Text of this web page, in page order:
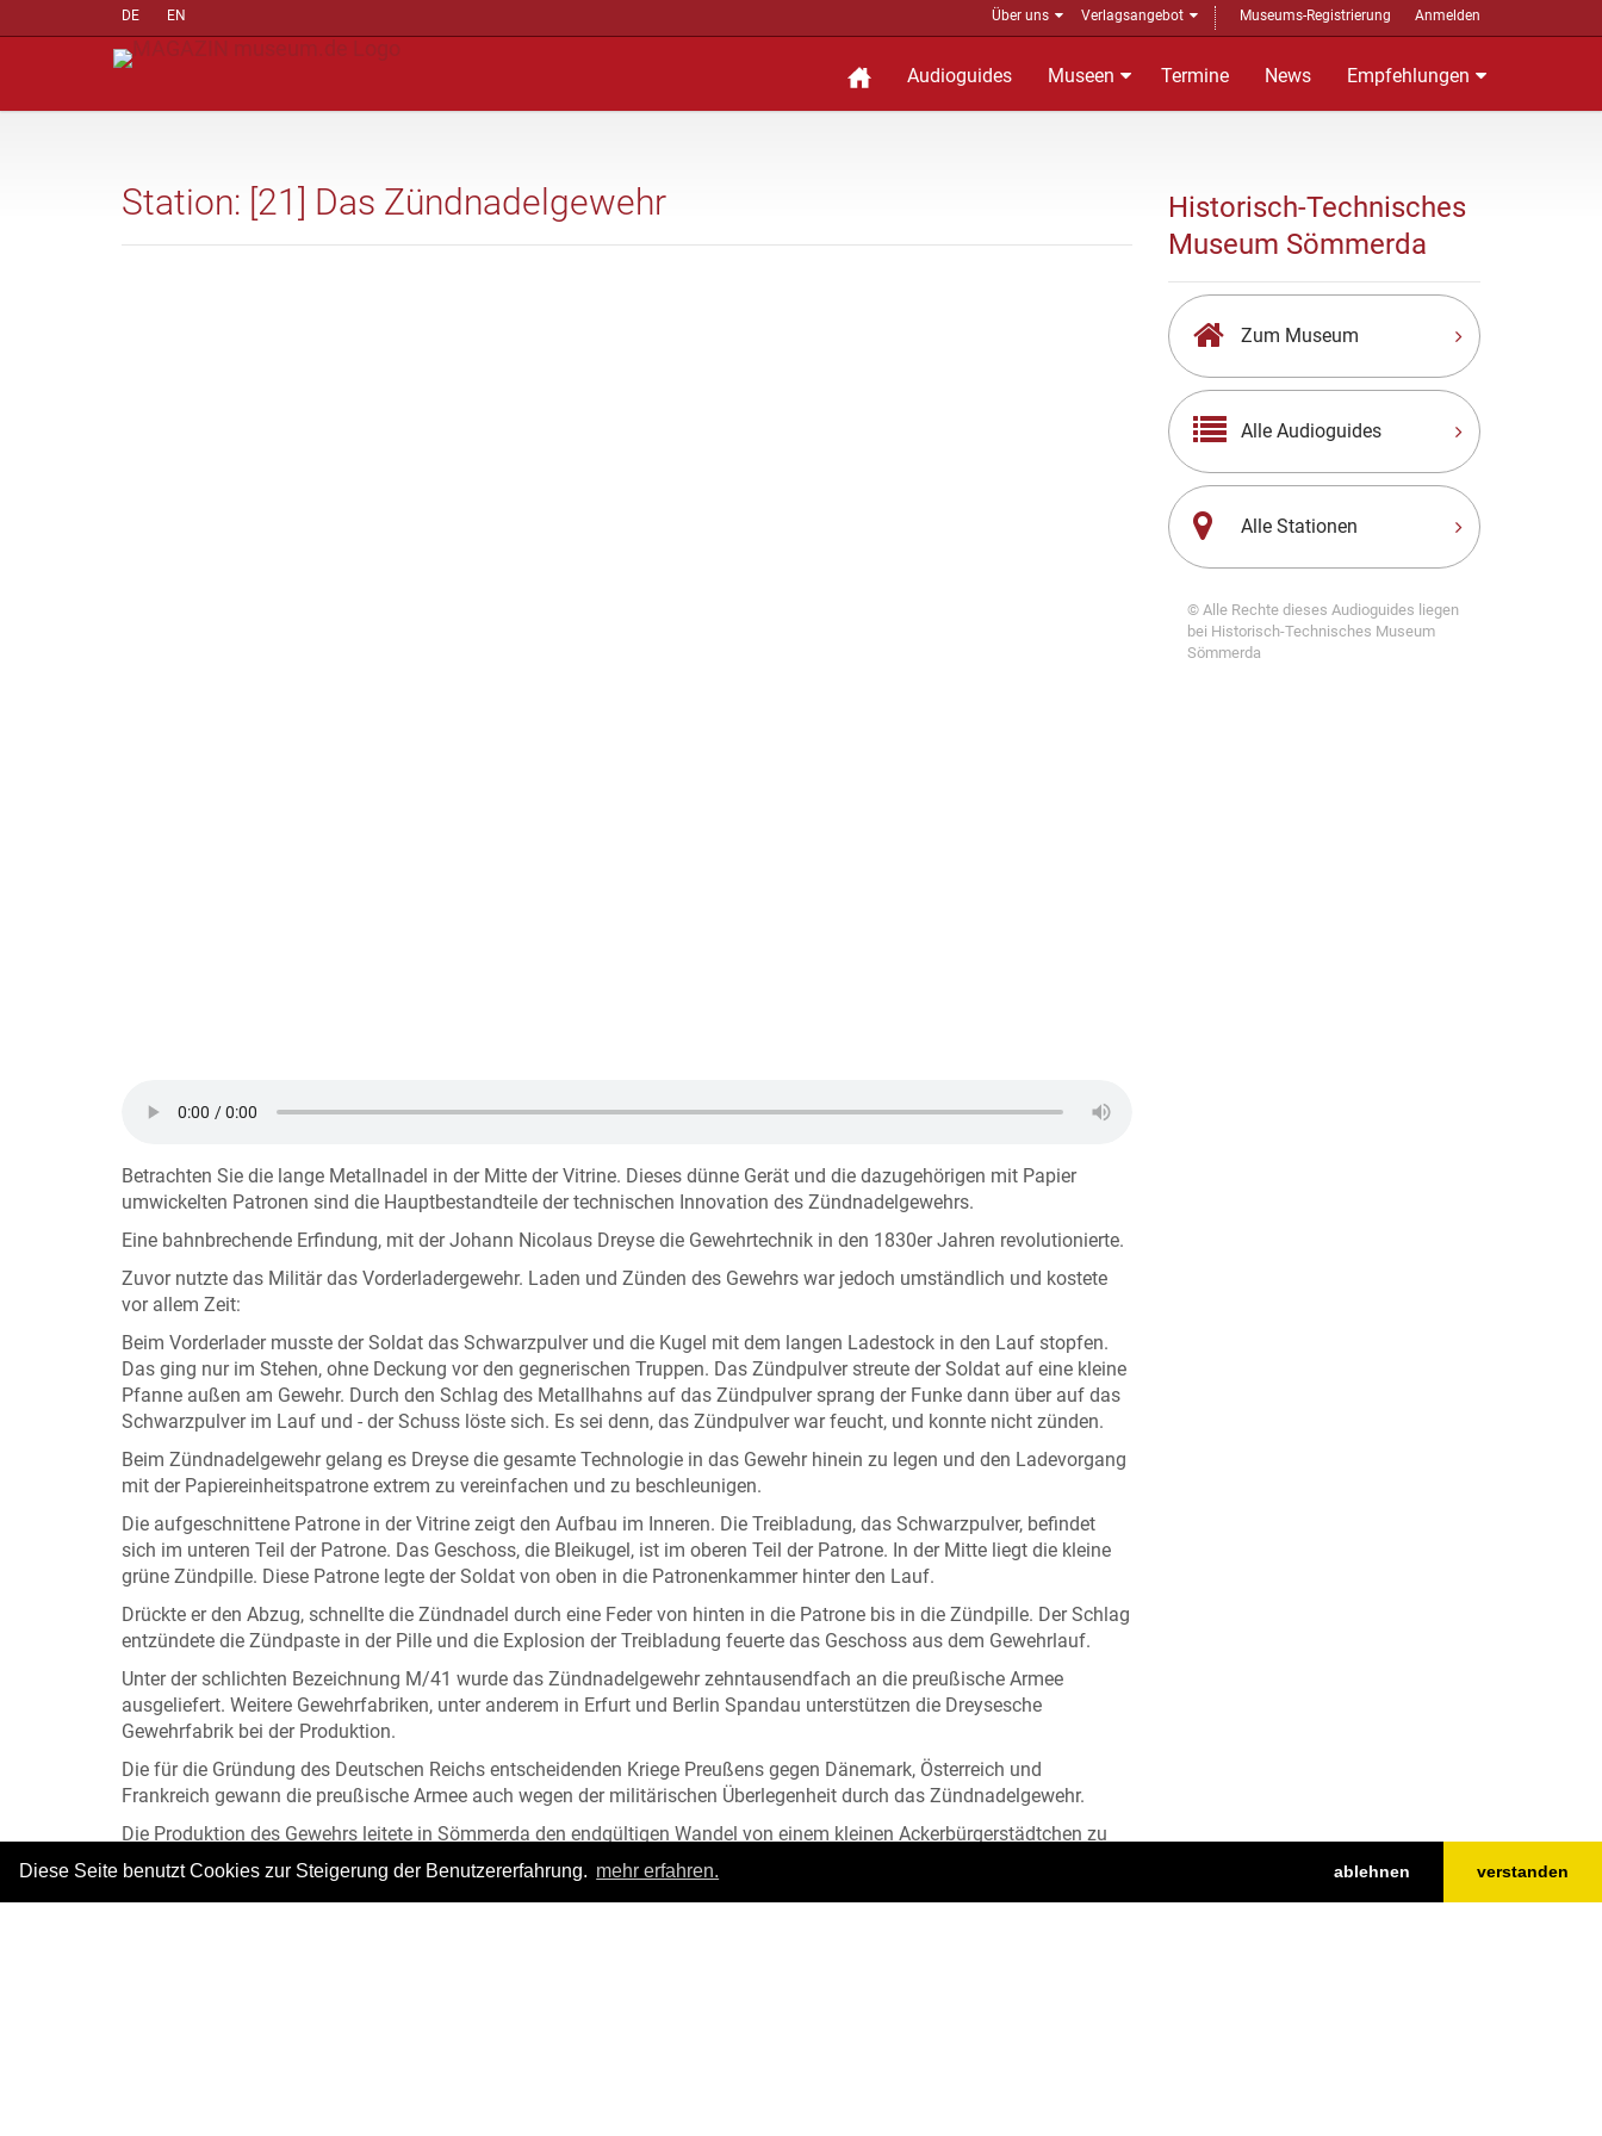
Diese Seite benutzt Cookies zur Steigerung der Benutzererfahrung. mehr erfahren. ablehnen verstanden
DE EN Über uns Verlagsangebot Museums-Registrierung Anmelden
Audioguides Museen Termine News Empfehlungen
Station: [21] Das Zündnadelgewehr
Betrachten Sie die lange Metallnadel in der Mitte der Vitrine. Dieses dünne Gerät und die dazugehörigen mit Papier
umwickelten Patronen sind die Hauptbestandteile der technischen Innovation des Zündnadelgewehrs.
Eine bahnbrechende Erfindung, mit der Johann Nicolaus Dreyse die Gewehrtechnik in den 1830er Jahren revolutionierte.
Zuvor nutzte das Militär das Vorderladergewehr. Laden und Zünden des Gewehrs war jedoch umständlich und kostete
vor allem Zeit:
Beim Vorderlader musste der Soldat das Schwarzpulver und die Kugel mit dem langen Ladestock in den Lauf stopfen.
Das ging nur im Stehen, ohne Deckung vor den gegnerischen Truppen. Das Zündpulver streute der Soldat auf eine kleine
Pfanne außen am Gewehr. Durch den Schlag des Metallhahns auf das Zündpulver sprang der Funke dann über auf das
Schwarzpulver im Lauf und - der Schuss löste sich. Es sei denn, das Zündpulver war feucht, und konnte nicht zünden.
Beim Zündnadelgewehr gelang es Dreyse die gesamte Technologie in das Gewehr hinein zu legen und den Ladevorgang
mit der Papiereinheitspatrone extrem zu vereinfachen und zu beschleunigen.
Die aufgeschnittene Patrone in der Vitrine zeigt den Aufbau im Inneren. Die Treibladung, das Schwarzpulver, befindet
sich im unteren Teil der Patrone. Das Geschoss, die Bleikugel, ist im oberen Teil der Patrone. In der Mitte liegt die kleine
grüne Zündpille. Diese Patrone legte der Soldat von oben in die Patronenkammer hinter den Lauf.
Drückte er den Abzug, schnellte die Zündnadel durch eine Feder von hinten in die Patrone bis in die Zündpille. Der Schlag
entzündete die Zündpaste in der Pille und die Explosion der Treibladung feuerte das Geschoss aus dem Gewehrlauf.
Unter der schlichten Bezeichnung M/41 wurde das Zündnadelgewehr zehntausendfach an die preußische Armee
ausgeliefert. Weitere Gewehrfabriken, unter anderem in Erfurt und Berlin Spandau unterstützen die Dreysesche
Gewehrfabrik bei der Produktion.
Die für die Gründung des Deutschen Reichs entscheidenden Kriege Preußens gegen Dänemark, Österreich und
Frankreich gewann die preußische Armee auch wegen der militärischen Überlegenheit durch das Zündnadelgewehr.
Die Produktion des Gewehrs leitete in Sömmerda den endgültigen Wandel von einem kleinen Ackerbürgerstädtchen zu
einem überregional bedeutsamen Industriestandort ein.
Alle Abbildungen: © Stadtarchiv Sömmerda
Historisch-Technisches
Museum Sömmerda
Zum Museum
Alle Audioguides
Alle Stationen
© Alle Rechte dieses Audioguides liegen
bei Historisch-Technisches Museum
Sömmerda